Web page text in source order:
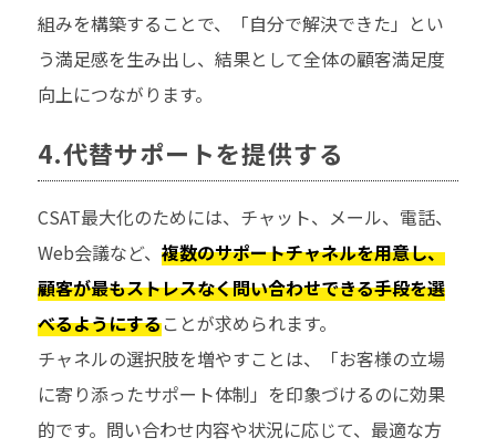
組みを構築することで、「自分で解決できた」とい
う満足感を生み出し、結果として全体の顧客満足度
向上につながります。
4.代替サポートを提供する
CSAT最大化のためには、チャット、メール、電話、
Web会議など、 複数のサポートチャネルを用意し、
顧客が最もストレスなく問い合わせできる手段を選
べるようにすることが求められます。
チャネルの選択肢を増やすことは、「お客様の立場
に寄り添ったサポート体制」を印象づけるのに効果
的です。問い合わせ内容や状況に応じて、最適な方